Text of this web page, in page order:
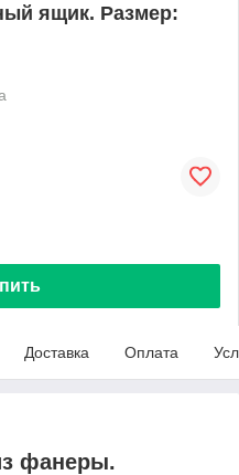
ящик. Размер:
Доставка Оплата
фанеры.